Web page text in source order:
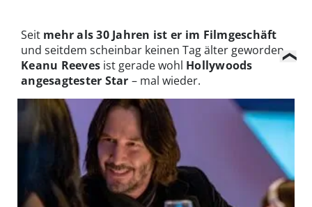
Seit mehr als 30 Jahren ist er im Filmgeschäft
und seitdem scheinbar keinen Tag älter geworden.
Keanu Reeves ist gerade wohl Hollywoods
angesagtester Star – mal wieder.